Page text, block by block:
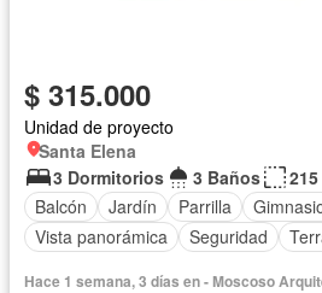
$ 315.000
Unidad de proyecto
Santa Elena
3 Dormitorios
3 Baños
215
Balcón
Jardín Parrilla
Vista panorámica
Seguridad
Hace 1 semana, 3 días en - Moscoso